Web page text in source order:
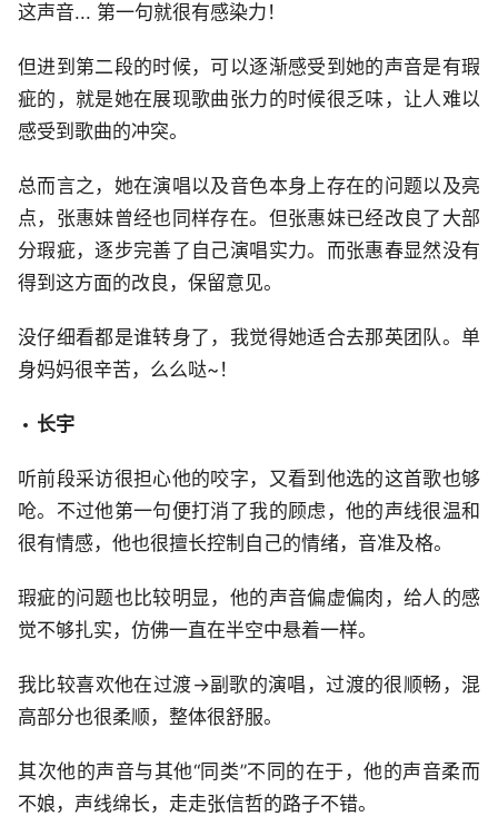
这声音... 第一句就很有感染力！
但进到第二段的时候，可以逐渐感受到她的声音是有瑕
疵的，就是她在展现歌曲张力的时候很乏味，让人难以
感受到歌曲的冲突。
总而言之，她在演唱以及音色本身上存在的问题以及亮
点，张惠妹曾经也同样存在。但张惠妹已经改良了大部
分瑕疵，逐步完善了自己演唱实力。而张惠春显然没有
得到这方面的改良，保留意见。
没仔细看都是谁转身了，我觉得她适合去那英团队。单
身妈妈很辛苦，么么哒~！
长宇
听前段采访很担心他的咬字，又看到他选的这首歌也够
呛。不过他第一句便打消了我的顾虑，他的声线很温和
很有情感，他也很擅长控制自己的情绪，音准及格。
瑕疵的问题也比较明显，他的声音偏虚偏肉，给人的感
觉不够扎实，仿佛一直在半空中悬着一样。
我比较喜欢他在过渡→副歌的演唱，过渡的很顺畅，混
高部分也很柔顺，整体很舒服。
其次他的声音与其他“同类”不同的在于，他的声音柔而
不娘，声线绵长，走走张信哲的路子不错。